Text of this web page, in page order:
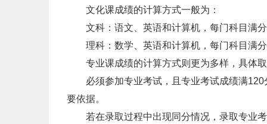
‌‌文化课成绩‌的计算方式一般为：
文科：语文、英语和计算机，每门科目满分
理科：数学、英语和计算机，每门科目满分
专业课成绩‌的计算方式则更为多样，具体取
必须参加专业考试，且专业考试成绩满120
要依据。
若在录取过程中出现同分情况，录取专业考